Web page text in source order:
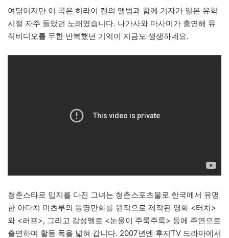
여담이지만 이 곡은 히라이 켄의 앨범과 함께 기자가 일본 유학
시절 자주 들었던 노래였습니다. 나가사와 마사미가 출연해 뮤
직비디오를 무한 반복했던 기억이 지금도 생생하네요.
청춘스타로 입지를 다진 그녀는 청춘스포츠물로 한국에서 유명
한 아다치 미츠루의 동명만화를 원작으로 제작된 영화 <터치>
와 <러프>, 그리고 감성멜로 <눈물이 주룩주룩> 등에 주연으로
출연하며 활동 폭을 넓혀 갑니다. 2007년엔 후지TV 드라마에서